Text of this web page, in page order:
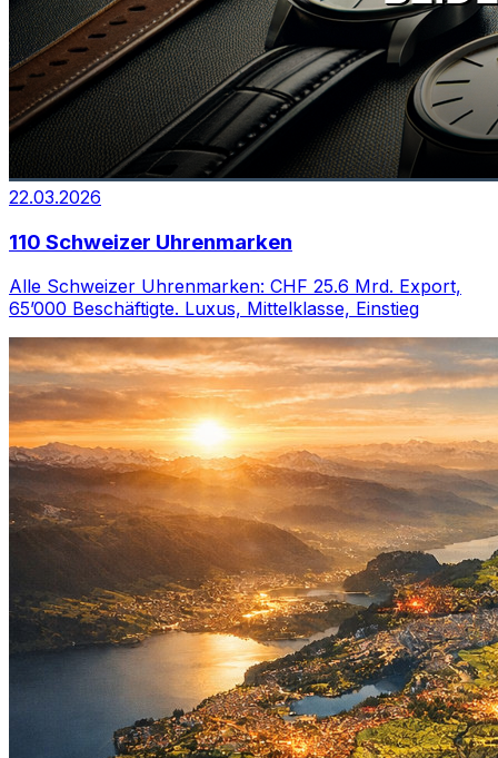
22.03.2026
110 Schweizer Uhrenmarken
Alle Schweizer Uhrenmarken: CHF 25.6 Mrd. Export,
65’000 Beschäftigte. Luxus, Mittelklasse, Einstieg